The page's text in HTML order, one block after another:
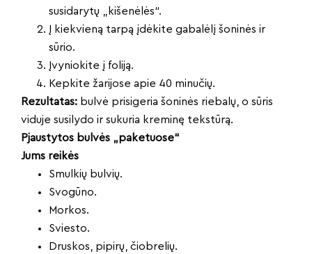
susidarytų „kišenėlės“.
Į kiekvieną tarpą įdėkite gabalėlį šoninės ir
sūrio.
Įvyniokite į foliją.
Kepkite žarijose apie 40 minučių.
Rezultatas: bulvė prisigeria šoninės riebalų, o sūris
viduje susilydo ir sukuria kreminę tekstūrą.
Pjaustytos bulvės „paketuose“
Jums reikės
Smulkių bulvių.
Svogūno.
Morkos.
Sviesto.
Druskos, pipirų, čiobrelių.